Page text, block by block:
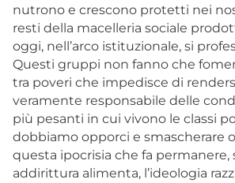
nutrono e crescono protetti nei
resti della macelleria sociale
oggi, nell’arco istituzionale, si
Questi gruppi non fanno che
tra poveri che impedisce di
veramente responsabile delle
più pesanti in cui vivono le classi
dobbiamo opporci e smascherare
questa ipocrisia che fa permanere,
addirittura alimenta, l’ideologia